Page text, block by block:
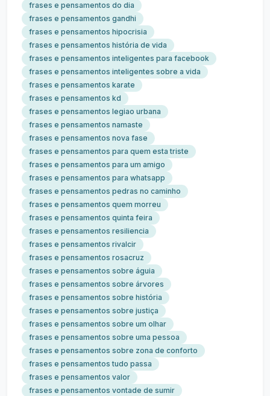
frases e pensamentos do dia
frases e pensamentos gandhi
frases e pensamentos hipocrisia
frases e pensamentos história de vida
frases e pensamentos inteligentes para facebook
frases e pensamentos inteligentes sobre a vida
frases e pensamentos karate
frases e pensamentos kd
frases e pensamentos legiao urbana
frases e pensamentos namaste
frases e pensamentos nova fase
frases e pensamentos para quem esta triste
frases e pensamentos para um amigo
frases e pensamentos para whatsapp
frases e pensamentos pedras no caminho
frases e pensamentos quem morreu
frases e pensamentos quinta feira
frases e pensamentos resiliencia
frases e pensamentos rivalcir
frases e pensamentos rosacruz
frases e pensamentos sobre águia
frases e pensamentos sobre árvores
frases e pensamentos sobre história
frases e pensamentos sobre justiça
frases e pensamentos sobre um olhar
frases e pensamentos sobre uma pessoa
frases e pensamentos sobre zona de conforto
frases e pensamentos tudo passa
frases e pensamentos valor
frases e pensamentos vontade de sumir